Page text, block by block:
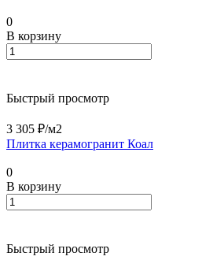
0
В корзину
Быстрый просмотр
3 305 ₽/м2
Плитка керамогранит Коал
0
В корзину
Быстрый просмотр